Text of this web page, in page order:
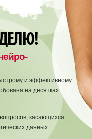
и эффективному
на десятках
касающихся
данных.